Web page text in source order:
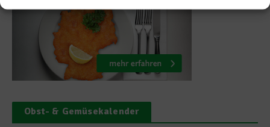
Obst- & Gemüsekalender